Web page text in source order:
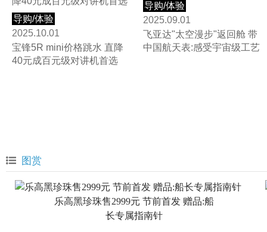
导购/体验
2025.10.01
宝锋5R mini价格跳水 直降
40元成百元级对讲机首选
导购/体验
2025.09.01
飞亚达"太空漫步"返回舱 带
中国航天表:感受宇宙级工艺
图赏
乐高黑珍珠售2999元 节前首发 赠品:船
长专属指南针